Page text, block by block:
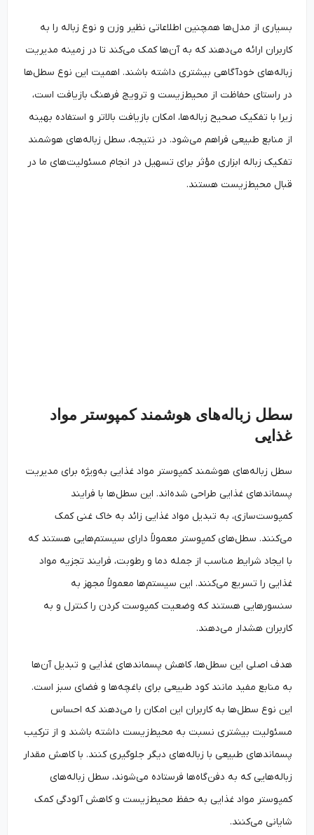
بسیاری از مدل‌ها همچنین اطلاعاتی نظیر وزن و نوع زباله را به
کاربران ارائه می‌دهند که به آن‌ها کمک می‌کند تا در زمینه مدیریت
زباله‌های خودآگاهی بیشتری داشته باشند. اهمیت این نوع سطل‌ها
در راستای حفاظت از محیط‌زیست و ترویج فرهنگ بازیافت است،
زیرا با تفکیک صحیح زباله‌ها، امکان بازیافت بالاتر و استفاده بهینه
از منابع طبیعی فراهم می‌شود. در نتیجه، سطل زباله‌های هوشمند
تفکیک زباله ابزاری مؤثر برای تسهیل در انجام مسئولیت‌های ما در
قبال محیط‌زیست هستند.
سطل زباله‌های هوشمند کمپوستر مواد
غذایی
سطل زباله‌های هوشمند کمپوستر مواد غذایی به‌ویژه برای مدیریت
پسماندهای غذایی طراحی شده‌اند. این سطل‌ها با فرایند
کمپوست‌سازی، به تبدیل مواد غذایی زائد به خاک غنی کمک
می‌کنند. سطل‌های کمپوستر معمولاً دارای سیستم‌هایی هستند که
با ایجاد شرایط مناسب از جمله دما و رطوبت، فرایند تجزیه مواد
غذایی را تسریع می‌کنند. این سیستم‌ها معمولاً مجهز به
سنسورهایی هستند که وضعیت کمپوست کردن را کنترل و به
کاربران هشدار می‌دهند.
هدف اصلی این سطل‌ها، کاهش پسماندهای غذایی و تبدیل آن‌ها
به منابع مفید مانند کود طبیعی برای باغچه‌ها و فضای سبز است.
این نوع سطل‌ها به کاربران این امکان را می‌دهند که احساس
مسئولیت بیشتری نسبت به محیط‌زیست داشته باشند و از ترکیب
پسماندهای طبیعی با زباله‌های دیگر جلوگیری کنند. با کاهش مقدار
زباله‌هایی که به دفن‌گاه‌ها فرستاده می‌شوند، سطل زباله‌های
کمپوستر مواد غذایی به حفظ محیط‌زیست و کاهش آلودگی کمک
شایانی می‌کنند.